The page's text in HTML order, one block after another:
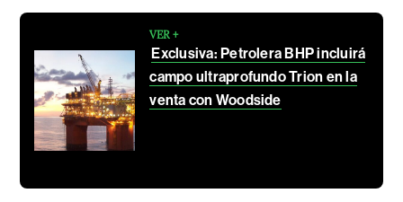
VER +
Exclusiva: Petrolera BHP incluirá
campo ultraprofundo Trion en la
venta con Woodside